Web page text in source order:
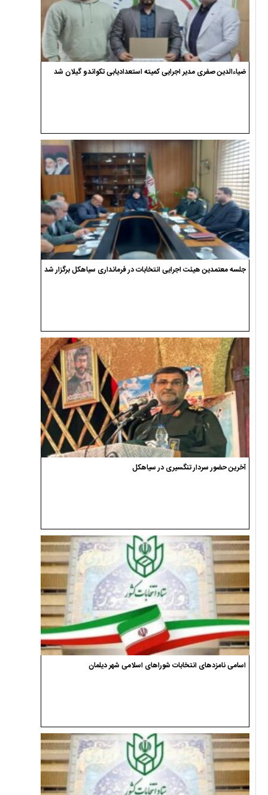
ضیاءالدین صفری مدیر اجرایی کمیته استعدادیابی تکواندو گیلان شد
جلسه معتمدین هیئت اجرایی انتخابات در فرمانداری سیاهکل برگزار شد
آخرین حضور سردار تنگسیری در سیاهکل
اسامی نامزدهای انتخابات شوراهای اسلامی شهر دیلمان